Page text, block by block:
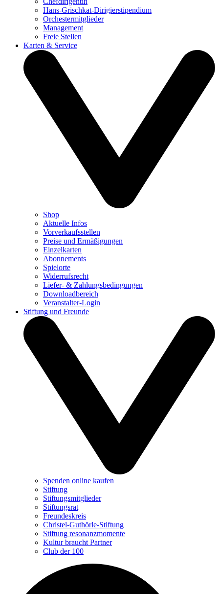
Hans-Grischkat-Dirigierstipendium
Orchestermitglieder
Management
Freie Stellen
Karten & Service
Shop
Aktuelle Infos
Vorverkaufsstellen
Preise und Ermäßigungen
Einzelkarten
Abonnements
Spielorte
Widerrufsrecht
Liefer- & Zahlungsbedingungen
Downloadbereich
Veranstalter-Login
Stiftung und Freunde
Spenden online kaufen
Stiftung
Stiftungsmitglieder
Stiftungsrat
Freundeskreis
Christel-Guthörle-Stiftung
Stiftung resonanzmomente
Kultur braucht Partner
Club der 100